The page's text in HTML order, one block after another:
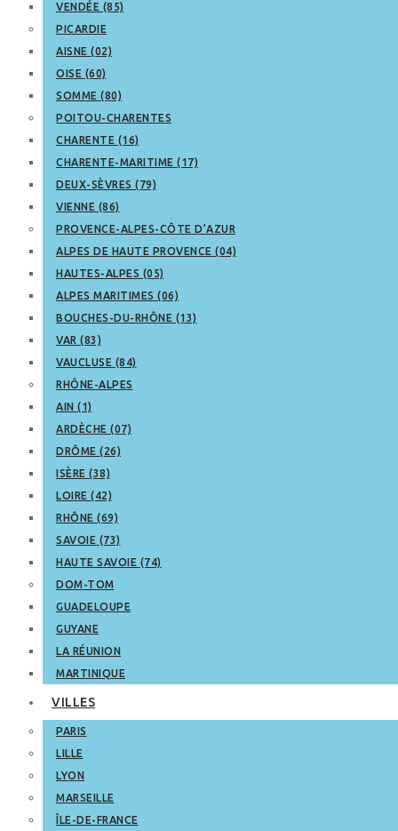
VENDÉE (85)
PICARDIE
AISNE (02)
OISE (60)
SOMME (80)
POITOU-CHARENTES
CHARENTE (16)
CHARENTE-MARITIME (17)
DEUX-SÈVRES (79)
VIENNE (86)
PROVENCE-ALPES-CÔTE D’AZUR
ALPES DE HAUTE PROVENCE (04)
HAUTES-ALPES (05)
ALPES MARITIMES (06)
BOUCHES-DU-RHÔNE (13)
VAR (83)
VAUCLUSE (84)
RHÔNE-ALPES
AIN (1)
ARDÈCHE (07)
DRÔME (26)
ISÈRE (38)
LOIRE (42)
RHÔNE (69)
SAVOIE (73)
HAUTE SAVOIE (74)
DOM-TOM
GUADELOUPE
GUYANE
LA RÉUNION
MARTINIQUE
VILLES
PARIS
LILLE
LYON
MARSEILLE
ÎLE-DE-FRANCE